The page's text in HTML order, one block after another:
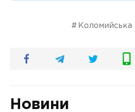
Коломийська
Новини